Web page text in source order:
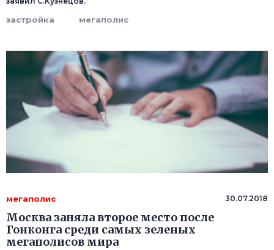
застройка мегаполис
мегаполис 30.07.2018
Москва заняла второе место после
Гонконга среди самых зеленых
мегаполисов мира